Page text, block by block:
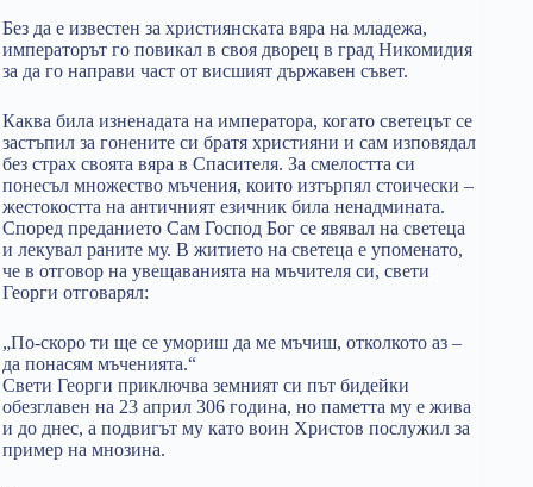
Без да е известен за християнската вяра на младежа,
императорът го повикал в своя дворец в град Никомидия
за да го направи част от висшият държавен съвет.
Каква била изненадата на императора, когато светецът се
застъпил за гонените си братя християни и сам изповядал
без страх своята вяра в Спасителя. За смелостта си
понесъл множество мъчения, които изтърпял стоически –
жестокостта на античният езичник била ненадмината.
Според преданието Сам Господ Бог се явявал на светеца
и лекувал раните му. В житието на светеца е упоменато,
че в отговор на увещаванията на мъчителя си, свети
Георги отговарял:
„По-скоро ти ще се умориш да ме мъчиш, отколкото аз –
да понасям мъченията.“
Свети Георги приключва земният си път бидейки
обезглавен на 23 април 306 година, но паметта му е жива
и до днес, а подвигът му като воин Христов послужил за
пример на мнозина.